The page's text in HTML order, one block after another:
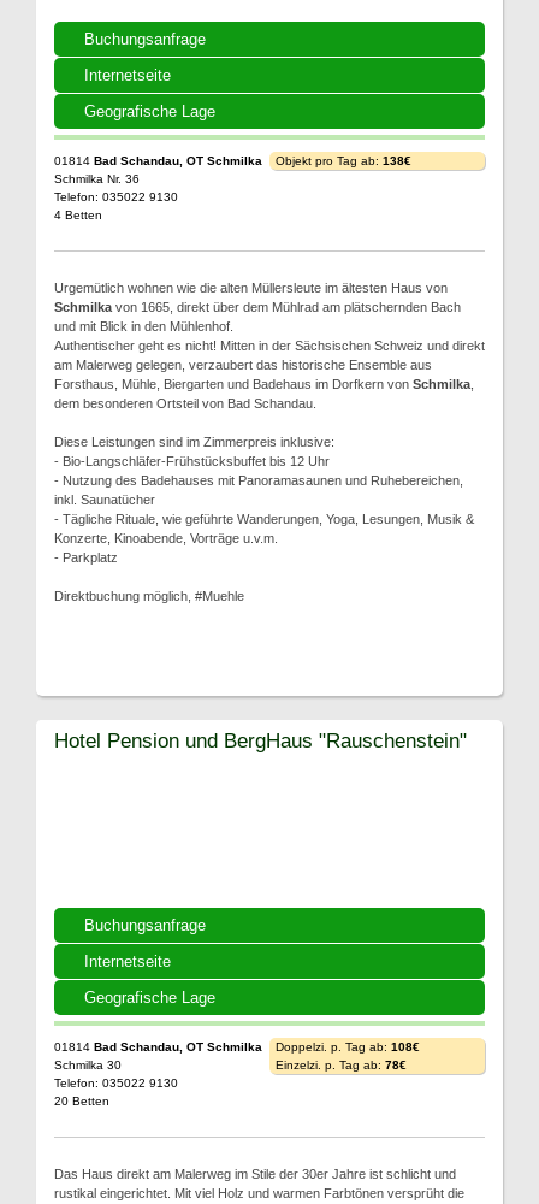
Buchungsanfrage
Internetseite
Geografische Lage
01814 Bad Schandau, OT Schmilka
Schmilka Nr. 36
Telefon: 035022 9130
4 Betten
Objekt pro Tag ab: 138€
Urgemütlich wohnen wie die alten Müllersleute im ältesten Haus von
Schmilka von 1665, direkt über dem Mühlrad am plätschernden Bach
und mit Blick in den Mühlenhof.
Authentischer geht es nicht! Mitten in der Sächsischen Schweiz und direkt
am Malerweg gelegen, verzaubert das historische Ensemble aus
Forsthaus, Mühle, Biergarten und Badehaus im Dorfkern von Schmilka
dem besonderen Ortsteil von Bad Schandau.
Diese Leistungen sind im Zimmerpreis inklusive:
- Bio-Langschläfer-Frühstücksbuffet bis 12 Uhr
- Nutzung des Badehauses mit Panoramasaunen und Ruhebereichen,
inkl. Saunatücher
- Tägliche Rituale, wie geführte Wanderungen, Yoga, Lesungen, Musik &
Konzerte, Kinoabende, Vorträge u.v.m.
- Parkplatz
Direktbuchung möglich, #Muehle
Buchungsanfrage
Internetseite
Geografische Lage
Hotel Pension und BergHaus "Rauschenstein"
01814 Bad Schandau, OT Schmilka
Schmilka 30
Telefon: 035022 9130
20 Betten
Doppelzi. p. Tag ab: 108€
Einzelzi. p. Tag ab: 78€
Das Haus direkt am Malerweg im Stile der 30er Jahre ist schlicht und
rustikal eingerichtet. Mit viel Holz und warmen Farbtönen versprüht die